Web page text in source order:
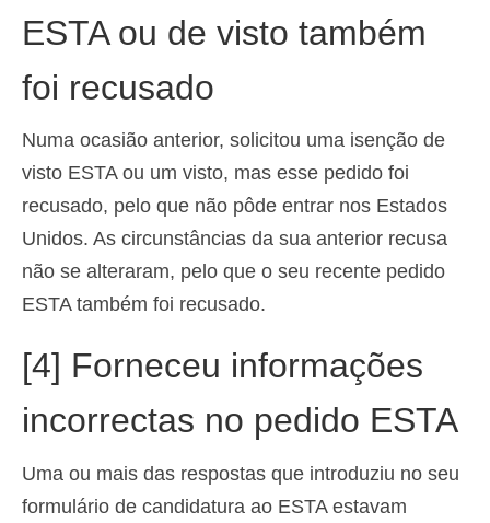
ESTA ou de visto também
foi recusado
Numa ocasião anterior, solicitou uma isenção de
visto ESTA ou um visto, mas esse pedido foi
recusado, pelo que não pôde entrar nos Estados
Unidos. As circunstâncias da sua anterior recusa
não se alteraram, pelo que o seu recente pedido
ESTA também foi recusado.
[4] Forneceu informações
incorrectas no pedido ESTA
Uma ou mais das respostas que introduziu no seu
formulário de candidatura ao ESTA estavam